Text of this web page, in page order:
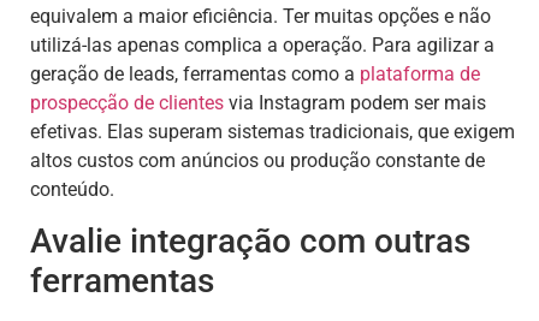
equivalem a maior eficiência. Ter muitas opções e não
utilizá-las apenas complica a operação. Para agilizar a
geração de leads, ferramentas como a plataforma de
prospecção de clientes via Instagram podem ser mais
efetivas. Elas superam sistemas tradicionais, que exigem
altos custos com anúncios ou produção constante de
conteúdo.
Avalie integração com outras
ferramentas